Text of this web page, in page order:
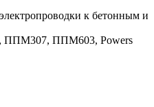
к бетонным и
ППМ307, ППМ603, Powers